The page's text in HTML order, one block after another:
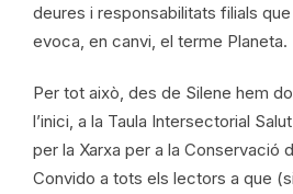
deures i responsabilitats filials
evoca, en canvi, el terme Planeta.
Per tot això, des de Silene hem
l’inici, a la Taula Intersectorial
per la Xarxa per a la Conservació
Convido a tots els lectors a que